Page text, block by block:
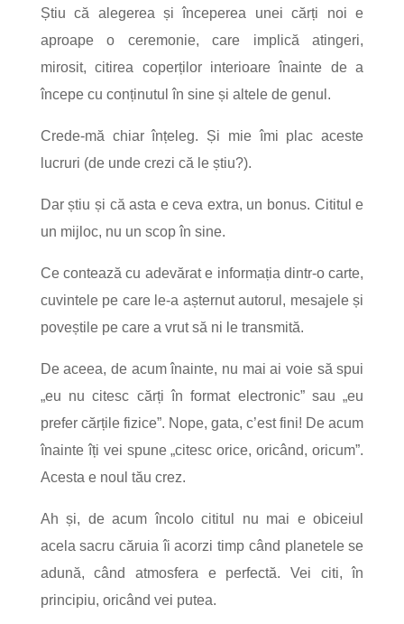
Știu că alegerea și începerea unei cărți noi e
aproape o ceremonie, care implică atingeri,
mirosit, citirea coperților interioare înainte de a
începe cu conținutul în sine și altele de genul.
Crede-mă chiar înțeleg. Și mie îmi plac aceste
lucruri (de unde crezi că le știu?).
Dar știu și că asta e ceva extra, un bonus. Cititul e
un mijloc, nu un scop în sine.
Ce contează cu adevărat e informația dintr-o carte,
cuvintele pe care le-a așternut autorul, mesajele și
poveștile pe care a vrut să ni le transmită.
De aceea, de acum înainte, nu mai ai voie să spui
„eu nu citesc cărți în format electronic” sau „eu
prefer cărțile fizice”. Nope, gata, c’est fini! De acum
înainte îți vei spune „citesc orice, oricând, oricum”.
Acesta e noul tău crez.
Ah și, de acum încolo cititul nu mai e obiceiul
acela sacru căruia îi acorzi timp când planetele se
adună, când atmosfera e perfectă. Vei citi, în
principiu, oricând vei putea.